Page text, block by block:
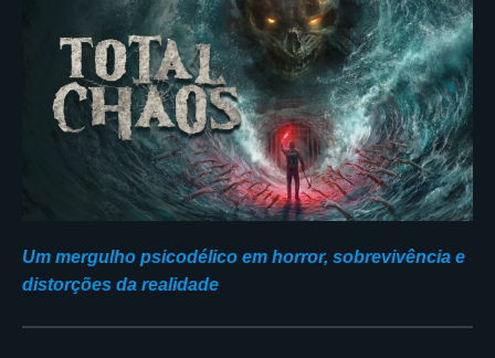
Um mergulho psicodélico em horror, sobrevivência e
distorções da realidade